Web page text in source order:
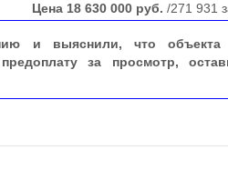
Цена 18 630 000 руб. /271 931
и выяснили, что объекта
за просмотр,